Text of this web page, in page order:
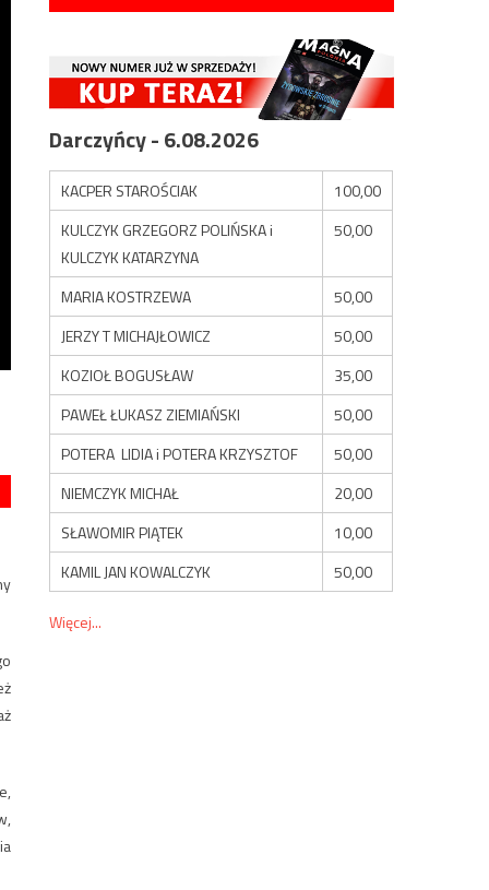
Darczyńcy - 6.08.2026
KACPER STAROŚCIAK
100,00
KULCZYK GRZEGORZ POLIŃSKA i
KULCZYK KATARZYNA
50,00
MARIA KOSTRZEWA
50,00
JERZY T MICHAJŁOWICZ
50,00
KOZIOŁ BOGUSŁAW
35,00
PAWEŁ ŁUKASZ ZIEMIAŃSKI
50,00
POTERA LIDIA i POTERA KRZYSZTOF
50,00
NIEMCZYK MICHAŁ
20,00
SŁAWOMIR PIĄTEK
10,00
KAMIL JAN KOWALCZYK
50,00
Więcej...